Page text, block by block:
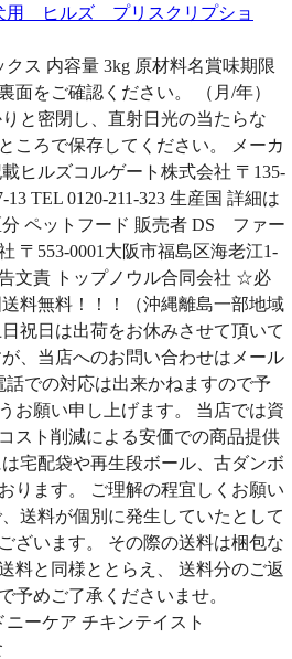
ヒルズ プリスクリプショ
ス 内容量 3kg 原材料名賞味期限
面をご確認ください。 （月/年）
と密閉し、直射日光の当たらな
ころで保存してください。 メーカ
ヒルズコルゲート株式会社 〒135-
TEL 0120-211-323 生産国 詳細は
ペットフード 販売者 DS ファー
〒553-0001大阪市福島区海老江1-
告文責 トップノウル合同会社 ☆必
料無料！！！（沖縄離島一部地域
祝日は出荷をお休みさせて頂いて
、当店へのお問い合わせはメール
での対応は出来かねますので予
お願い申し上げます。 当店では資
スト削減による安価での商品提供
宅配袋や再生段ボール、古ダンボ
ります。 ご理解の程宜しくお願い
送料が個別に発生していたとして
ざいます。 その際の送料は梱包な
料と同様ととらえ、 送料分のご返
予めご了承くださいませ。
ーケア チキンテイスト